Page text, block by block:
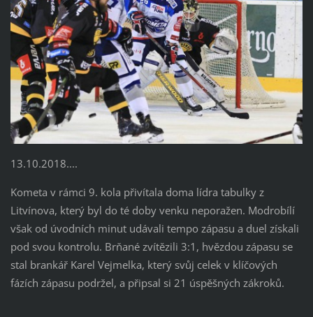
13.10.2018....
Kometa v rámci 9. kola přivítala doma lídra tabulky z
Litvínova, který byl do té doby venku neporažen. Modrobílí
však od úvodních minut udávali tempo zápasu a duel získali
pod svou kontrolu. Brňané zvítězili 3:1, hvězdou zápasu se
stal brankář Karel Vejmelka, který svůj celek v klíčových
fázích zápasu podržel, a připsal si 21 úspěšných zákroků.